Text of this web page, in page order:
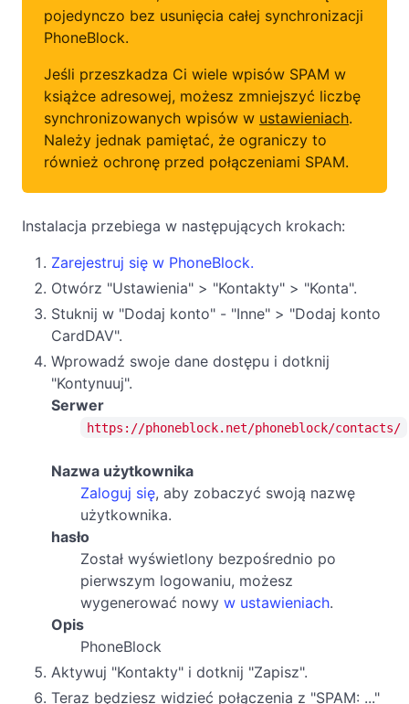
pojedynczo bez usunięcia całej synchronizacji
PhoneBlock.
Jeśli przeszkadza Ci wiele wpisów SPAM w
książce adresowej, możesz zmniejszyć liczbę
synchronizowanych wpisów w ustawieniach.
Należy jednak pamiętać, że ograniczy to
również ochronę przed połączeniami SPAM.
Instalacja przebiega w następujących krokach:
Zarejestruj się w PhoneBlock.
Otwórz "Ustawienia" > "Kontakty" > "Konta".
Stuknij w "Dodaj konto" - "Inne" > "Dodaj konto
CardDAV".
Wprowadź swoje dane dostępu i dotknij
"Kontynuuj".
Serwer
https://phoneblock.net/phoneblock/contacts/
Nazwa użytkownika
Zaloguj się, aby zobaczyć swoją nazwę
użytkownika.
hasło
Został wyświetlony bezpośrednio po
pierwszym logowaniu, możesz
wygenerować nowy w ustawieniach.
Opis
PhoneBlock
Aktywuj "Kontakty" i dotknij "Zapisz".
Teraz będziesz widzieć połączenia z "SPAM: ..."